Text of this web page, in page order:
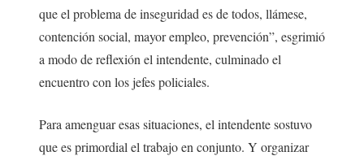
que el problema de inseguridad es de todos, llámese,
contención social, mayor empleo, prevención”, esgrimió
a modo de reflexión el intendente, culminado el
encuentro con los jefes policiales.
Para amenguar esas situaciones, el intendente sostuvo
que es primordial el trabajo en conjunto. Y organizar